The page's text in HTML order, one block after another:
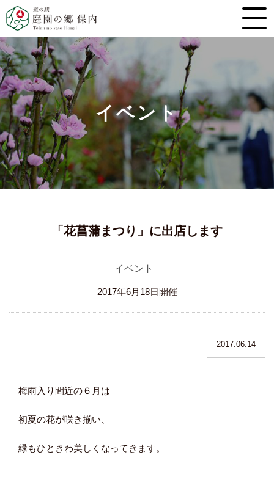
イベント
「花菖蒲まつり」に出店します
イベント
2017年6月18日開催
2017.06.14
梅雨入り間近の６月は
初夏の花が咲き揃い、
緑もひときわ美しくなってきます。